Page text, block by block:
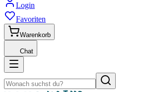
Login
Favoriten
Warenkorb
Chat